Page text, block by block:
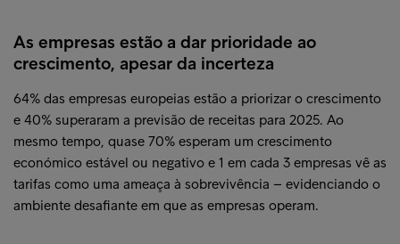
As empresas estão a dar prioridade ao
crescimento, apesar da incerteza
64% das empresas europeias estão a priorizar o crescimento
e 40% superaram a previsão de receitas para 2025. Ao
mesmo tempo, quase 70% esperam um crescimento
económico estável ou negativo e 1 em cada 3 empresas vê as
tarifas como uma ameaça à sobrevivência – evidenciando o
ambiente desafiante em que as empresas operam.